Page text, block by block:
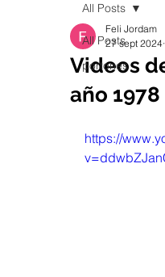
All Posts
portones
All Posts
Videos
año 1978
Feli Jordam
27 sept 2024
https://